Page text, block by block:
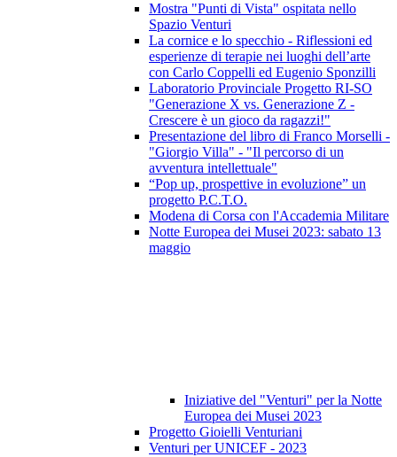
Mostra "Punti di Vista" ospitata nello
Spazio Venturi
La cornice e lo specchio - Riflessioni ed
esperienze di terapie nei luoghi dell’arte
con Carlo Coppelli ed Eugenio Sponzilli
Laboratorio Provinciale Progetto RI-SO
"Generazione X vs. Generazione Z -
Crescere è un gioco da ragazzi!"
Presentazione del libro di Franco Morselli -
"Giorgio Villa" - "Il percorso di un
avventura intellettuale"
“Pop up, prospettive in evoluzione” un
progetto P.C.T.O.
Modena di Corsa con l'Accademia Militare
Notte Europea dei Musei 2023: sabato 13
maggio
Iniziative del "Venturi" per la Notte
Europea dei Musei 2023
Progetto Gioielli Venturiani
Venturi per UNICEF - 2023